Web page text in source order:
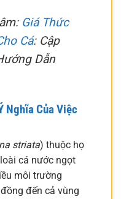
Giá Thức
Cá: Cập
Dẫn
Nghĩa Của Việc
striata) thuộc họ
cá nước ngọt
môi trường
đến cả vùng